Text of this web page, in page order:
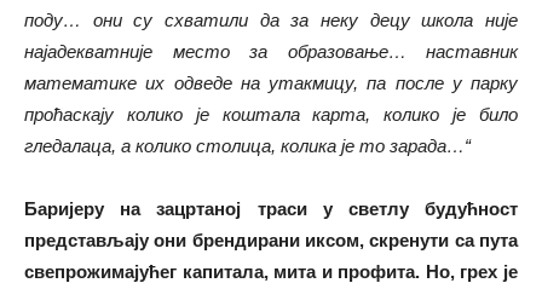
поду… они су схватили да за неку децу школа није
најадекватније место за образовање… наставник
математике их одведе на утакмицу, па после у парку
проћаскају колико је коштала карта, колико је било
гледалаца, а колико столица, колика је то зарада…“
Баријеру на зацртаној траси у светлу будућност
представљају они брендирани иксом, скренути са пута
свепрожимајућег капитала, мита и профита. Но, грех је